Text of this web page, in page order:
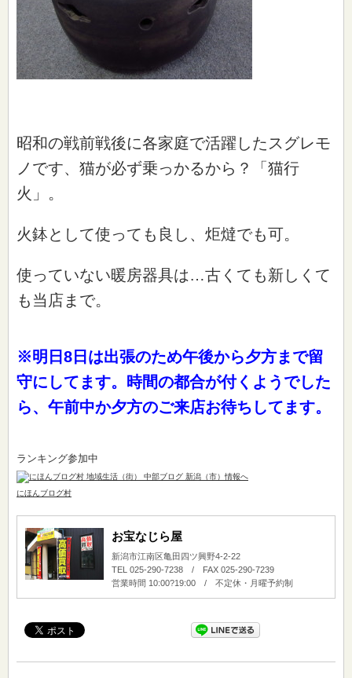
昭和の戦前戦後に各家庭で活躍したスグレモ
ノです、猫が必ず乗っかるから？「猫行
火」。
火鉢として使っても良し、炬燵でも可。
使っていない暖房器具は…古くても新しくて
も当店まで。
※明日8日は出張のため午後から夕方まで留
守にしてます。時間の都合が付くようでした
ら、午前中か夕方のご来店お待ちしてます。
ランキング参加中
にほんブログ村
お宝なじら屋
新潟市江南区亀田四ツ興野4-2-22
TEL 025-290-7238 / FAX 025-290-7239
営業時間 10:00?19:00 / 不定休・月曜予約制